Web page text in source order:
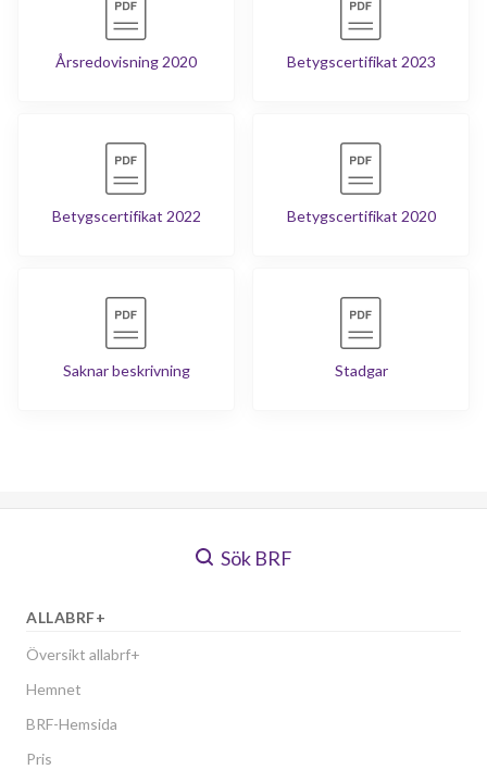
Årsredovisning 2020 Betygscertifikat 2023
Betygscertifikat 2022 Betygscertifikat 2020
Saknar beskrivning Stadgar
Sök BRF
ALLABRF+
Översikt allabrf+
Hemnet
BRF-Hemsida
Pris